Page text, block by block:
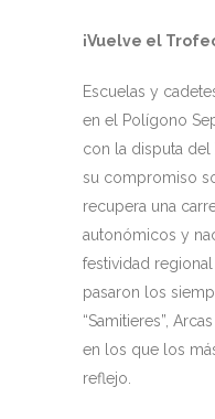
¡Vuelve el
Escuelas y
en el Polígono
con la disputa del
su compromiso
recupera una
autonómicos y
festividad
pasaron los
“Samitieres”,
en los que los
reflejo.